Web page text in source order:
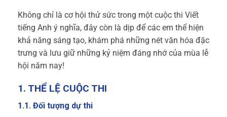
Không chỉ là cơ hội thử sức trong một cuộc thi Viết
tiếng Anh ý nghĩa, đây còn là dịp để các em thể hiện
khả năng sáng tạo, khám phá những nét văn hóa đặc
trưng và lưu giữ những kỷ niệm đáng nhớ của mùa lễ
hội năm nay!
1. THỂ LỆ CUỘC THI
1.1. Đối tượng dự thi